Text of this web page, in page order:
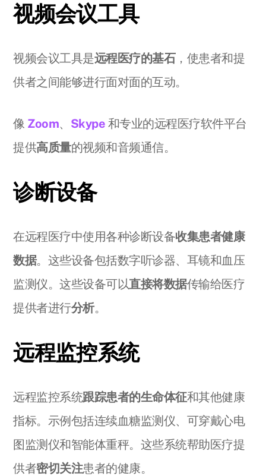
视频会议工具
视频会议工具是远程医疗的基石，使患者和提
供者之间能够进行面对面的互动。
像 Zoom、 Skype 和专业的远程医疗软件平台
提供高质量的视频和音频通信。
诊断设备
在远程医疗中使用各种诊断设备收集患者健康
数据。这些设备包括数字听诊器、耳镜和血压
监测仪。这些设备可以直接将数据传输给医疗
提供者进行分析。
远程监控系统
远程监控系统跟踪患者的生命体征和其他健康
指标。示例包括连续血糖监测仪、可穿戴心电
图监测仪和智能体重秤。这些系统帮助医疗提
供者密切关注患者的健康。